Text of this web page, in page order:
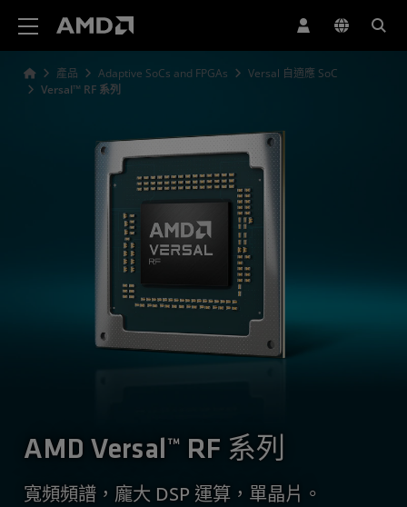
產品 Adaptive SoCs and FPGAs
Versal 自適應 SoC
Versal™ RF 系列
AMD Versal™ RF 系列
寬頻頻譜，龐大 DSP 運算，單晶片。